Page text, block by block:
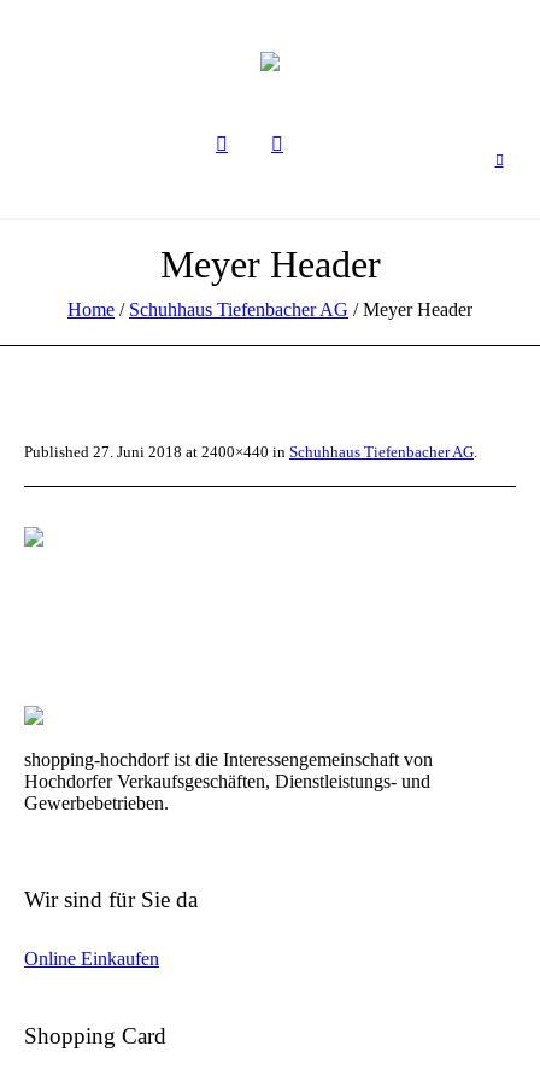
Meyer Header
Home / Schuhhaus Tiefenbacher AG /Meyer Header
Published 27. Juni 2018 at 2400×440 in Schuhhaus Tiefenbacher AG.
shopping-hochdorf ist die Interessengemeinschaft von
Hochdorfer Verkaufsgeschäften, Dienstleistungs- und
Gewerbebetrieben.
Wir sind für Sie da
Online Einkaufen
Shopping Card